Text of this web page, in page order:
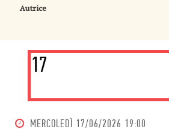
Autrice
17
MERCOLEDÌ 17/06/2026 19:00